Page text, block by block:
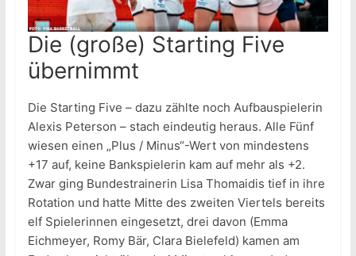
Die (große) Starting Five
übernimmt
Die Starting Five – dazu zählte noch Aufbauspielerin
Alexis Peterson – stach eindeutig heraus. Alle Fünf
wiesen einen „Plus / Minus“-Wert von mindestens
+17 auf, keine Bankspielerin kam auf mehr als +2.
Zwar ging Bundestrainerin Lisa Thomaidis tief in ihre
Rotation und hatte Mitte des zweiten Viertels bereits
elf Spielerinnen eingesetzt, drei davon (Emma
Eichmeyer, Romy Bär, Clara Bielefeld) kamen am